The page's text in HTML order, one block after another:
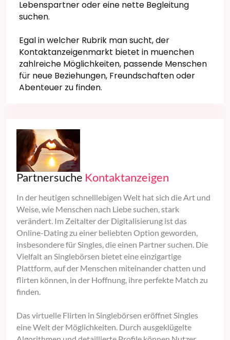
Lebenspartner oder eine nette Begleitung
suchen.
Egal in welcher Rubrik man sucht, der
Kontaktanzeigenmarkt bietet in muenchen
zahlreiche Möglichkeiten, passende Menschen
für neue Beziehungen, Freundschaften oder
Abenteuer zu finden.
Partnersuche Kontaktanzeigen
In der heutigen schnelllebigen Welt hat sich die Art und
Weise, wie Menschen nach Liebe suchen, stark
verändert. Im Zeitalter der Digitalisierung ist das
Online-Dating zu einer beliebten Option geworden,
insbesondere für Singles, die einen Partner suchen. Die
Vielfalt an Singlebörsen bietet eine einzigartige
Plattform, auf der Menschen miteinander chatten und
flirten können, in der Hoffnung, ihre perfekte Match zu
finden.
Das virtuelle Flirten in Singlebörsen eröffnet Singles
eine Welt der Möglichkeiten. Durch ausgeklügelte